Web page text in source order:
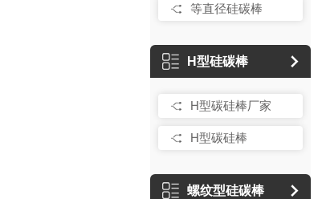
等直径硅碳棒
H型硅碳棒
H型碳硅棒厂家
H型碳硅棒
螺纹型硅碳棒